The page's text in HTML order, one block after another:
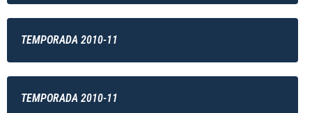
TEMPORADA 2010-11
TEMPORADA 2010-11